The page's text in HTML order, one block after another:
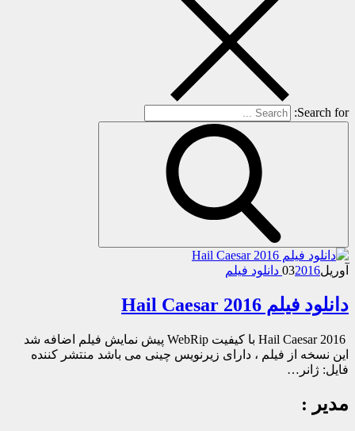
Search for:
آوریل 032016 دانلود فیلم
دانلود فیلم Hail Caesar 2016
Hail Caesar 2016 با کیفیت WebRip پیش نمایش فیلم اضافه شد
این نسخه از فیلم ، دارای زیرنویس چینی می باشد منتشر کننده
فایل: ژانر…
مدیر :